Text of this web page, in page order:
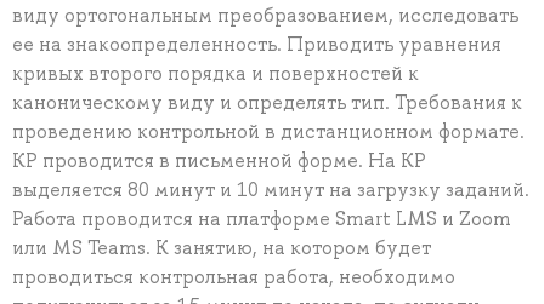
виду ортогональным преобразованием, исследовать
ее на знакоопределенность. Приводить уравнения
кривых второго порядка и поверхностей к
каноническому виду и определять тип. Требования к
проведению контрольной в дистанционном формате.
КР проводится в письменной форме. На КР
выделяется 80 минут и 10 минут на загрузку заданий.
Работа проводится на платформе Smart LMS и Zoom
или MS Teams. К занятию, на котором будет
проводиться контрольная работа, необходимо